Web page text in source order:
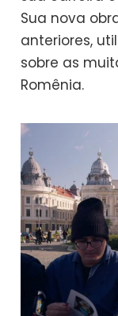
Sua nova
anteriores,
sobre as
Romênia.